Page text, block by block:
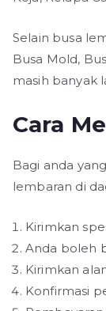
Selain busa
Busa Mold,
masih banyak
Cara
Bagi anda
lembaran di
Kirimkan
Anda boleh
Kirimkan
Konfirmasi